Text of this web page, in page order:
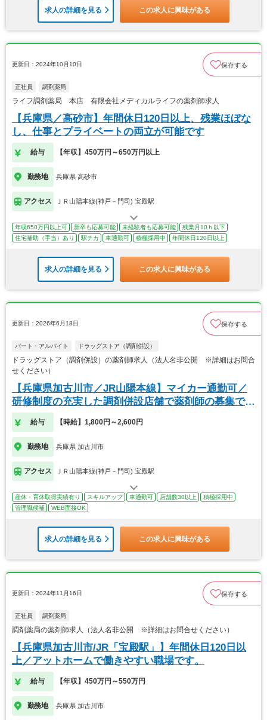
求人の詳細を見る この求人に興味がある
更新日：2024年10月10日 保存する
正社員 調剤薬局
ライフ調剤薬局 本店 有限会社メディカルライフの薬剤師求人
【兵庫県／高砂市】年間休日120日以上、残業ほぼな
し、仕事とプライベートの両立が可能です
給与 【年収】450万円～650万円以上
勤務地 兵庫県 高砂市
アクセス ＪＲ山陽本線(神戸－門司) 宝殿駅
年収650万円以上可 新卒も応募可能 未経験者も応募可能
残業月10ｈ以下
住宅補助（手当）あり
駅チカ 車通勤可 積極採用中 年間休日120日以上
求人の詳細を見る この求人に興味がある
更新日：2026年6月18日 保存する
パート・アルバイト ドラッグストア（調剤併設）
ドラッグストア（調剤併設）の薬剤師求人（法人名非公開 ※詳細はお問合
せください）
【兵庫県加古川市／JR山陽本線】マイカー通勤可／
研修制度の充実した調剤併設店舗で薬剤師の募集で
す！
給与 【時給】1,800円～2,600円
勤務地 兵庫県 加古川市
アクセス ＪＲ山陽本線(神戸－門司) 宝殿駅
産休・育休取得実績有り スキルアップ 車通勤可 店舗数30以上
積極採用中
管理職候補
WEB面接OK
求人の詳細を見る この求人に興味がある
更新日：2024年11月16日 保存する
正社員 調剤薬局
調剤薬局の薬剤師求人（法人名非公開 ※詳細はお問合せください）
【兵庫県加古川市/JR「宝殿駅」】年間休日120日以
上／アットホームで働きやすい職場です。
給与 【年収】450万円～550万円
勤務地 兵庫県 加古川市